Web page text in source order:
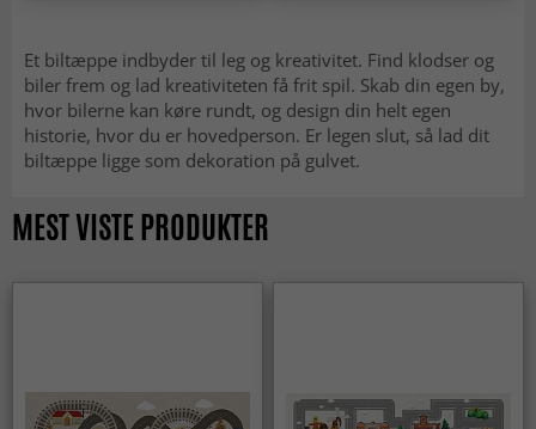
Et biltæppe indbyder til leg og kreativitet. Find klodser og
biler frem og lad kreativiteten få frit spil. Skab din egen by,
hvor bilerne kan køre rundt, og design din helt egen
historie, hvor du er hovedperson. Er legen slut, så lad dit
biltæppe ligge som dekoration på gulvet.
MEST VISTE PRODUKTER